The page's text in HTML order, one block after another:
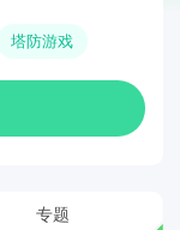
塔防游戏
专题